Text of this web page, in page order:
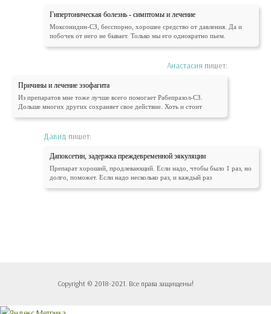
Гипертоническая болезнь - симптомы и лечение
Моксонидин-СЗ, бесспорно, хорошее средство от давления. Да и
побочек от него не бывает. Только мы его однократно пьем.
Анастасия пишет:
Причины и лечение эзофагита
Из препаратов мне тоже лучше всего помогает Рабепразол-СЗ.
Дольше многих других сохраняет свое действие. Хоть и стоит
Давид пишет:
Дапоксетин, задержка преждевременной эякуляции
Препарат хороший, продлевающий. Если надо, чтобы было 1 раз, но
долго, поможет. Если надо несколько раз, и каждый раз
Copyright © 2018-2021. Все права защищены!